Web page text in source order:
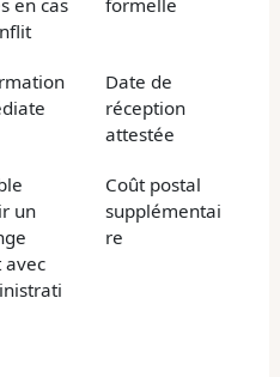
Date de
réception
attestée
un
avec
Coût postal
supplémentai
re